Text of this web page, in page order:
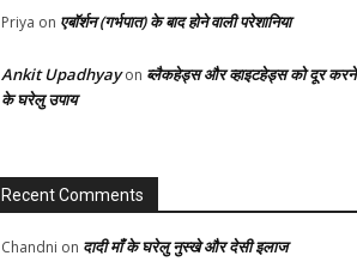
Priya on एबॉर्शन (गर्भपात) के बाद होने वाली परेशानिया
Ankit Upadhyayon ब्लैकहेड्स और व्हाइटहेड्स को दूर करने
के घरेलु उपाय
Recent Comments
Chandni on दादी माँ के घरेलु नुस्खे और देसी इलाज